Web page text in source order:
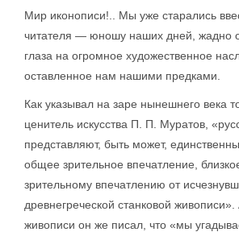
Мир иконописи!.. Мы уже старались
читателя — юношу наших дней, жадно
глаза на огромное художественное
оставленное нам нашими предками.
Как указывал на заре нынешнего века
ценитель искусства П. П. Муратов,
представляют, быть может,
общее зрительное впечатление,
зрительному впечатлению от
древнегреческой станковой
живописи он же писал, что «мы